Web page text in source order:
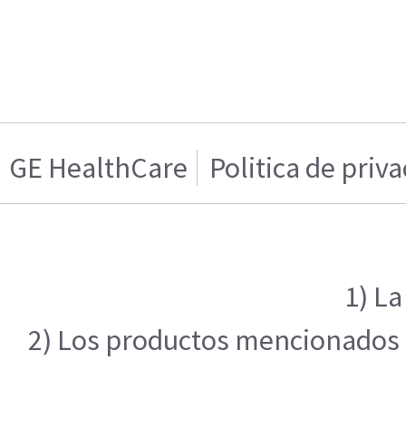
GE HealthCare Politica de
1)
2) Los productos